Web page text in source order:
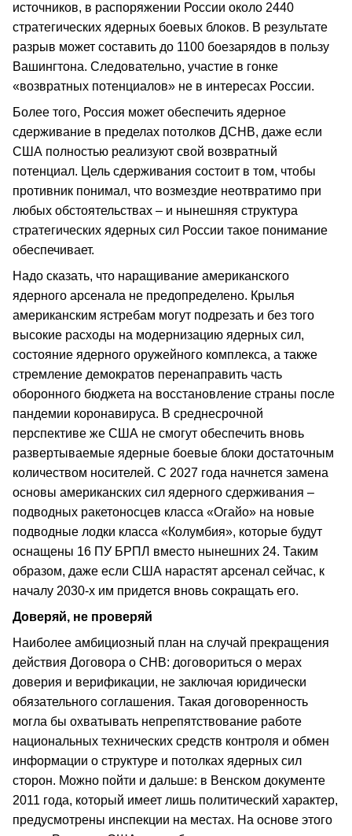
источников, в распоряжении России около 2440
стратегических ядерных боевых блоков. В результате
разрыв может составить до 1100 боезарядов в пользу
Вашингтона. Следовательно, участие в гонке
«возвратных потенциалов» не в интересах России.
Более того, Россия может обеспечить ядерное
сдерживание в пределах потолков ДСНВ, даже если
США полностью реализуют свой возвратный
потенциал. Цель сдерживания состоит в том, чтобы
противник понимал, что возмездие неотвратимо при
любых обстоятельствах – и нынешняя структура
стратегических ядерных сил России такое понимание
обеспечивает.
Надо сказать, что наращивание американского
ядерного арсенала не предопределено. Крылья
американским ястребам могут подрезать и без того
высокие расходы на модернизацию ядерных сил,
состояние ядерного оружейного комплекса, а также
стремление демократов перенаправить часть
оборонного бюджета на восстановление страны после
пандемии коронавируса. В среднесрочной
перспективе же США не смогут обеспечить вновь
развертываемые ядерные боевые блоки достаточным
количеством носителей. С 2027 года начнется замена
основы американских сил ядерного сдерживания –
подводных ракетоносцев класса «Огайо» на новые
подводные лодки класса «Колумбия», которые будут
оснащены 16 ПУ БРПЛ вместо нынешних 24. Таким
образом, даже если США нарастят арсенал сейчас, к
началу 2030-х им придется вновь сокращать его.
Доверяй, не проверяй
Наиболее амбициозный план на случай прекращения
действия Договора о СНВ: договориться о мерах
доверия и верификации, не заключая юридически
обязательного соглашения. Такая договоренность
могла бы охватывать непрепятствование работе
национальных технических средств контроля и обмен
информации о структуре и потолках ядерных сил
сторон. Можно пойти и дальше: в Венском документе
2011 года, который имеет лишь политический характер,
предусмотрены инспекции на местах. На основе этого